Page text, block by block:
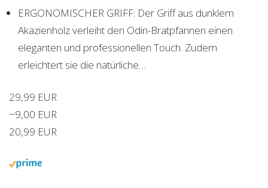
ERGONOMISCHER GRIFF: Der Griff aus dunklem
Akazienholz verleiht den Odin-Bratpfannen einen
eleganten und professionellen Touch. Zudem
erleichtert sie die natürliche…
29,99 EUR
−9,00 EUR
20,99 EUR